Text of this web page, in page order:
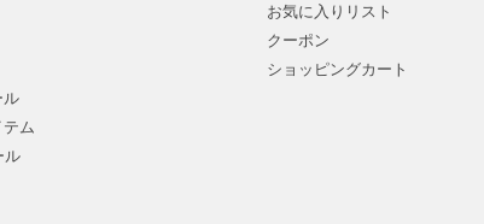
ル
ム
ル
お気に入りリスト
クーポン
ショッピングカート